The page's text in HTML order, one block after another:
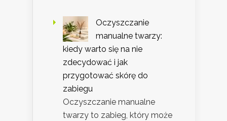
Oczyszczanie
manualne twarzy:
kiedy warto się na nie
zdecydować i jak
przygotować skórę do
zabiegu
Oczyszczanie manualne
twarzy to zabieg, który może